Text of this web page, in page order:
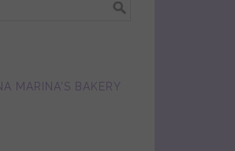
MARINA'S BAKERY